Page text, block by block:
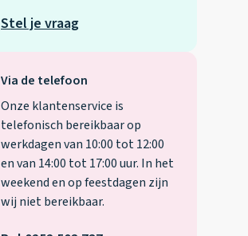
Via de telefoon
Onze klantenservice is
telefonisch bereikbaar op
werkdagen van 10:00 tot 12:00
en van 14:00 tot 17:00 uur. In het
weekend en op feestdagen zijn
wij niet bereikbaar.
Stel je vraag